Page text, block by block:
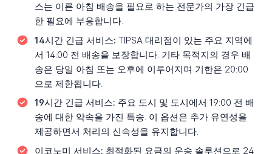
스는 이른 아침 배송을 필요로 하는 전문가의 가장 긴급
한 필요에 부응합니다.
14시간 긴급 서비스: TIPSA 대리점이 있는 주요 지역에
서 14:00 전 배송을 보장합니다. 기타 목적지의 경우 배
송은 당일 아침 또는 오후에 이루어지며 기한은 20:00
으로 제한됩니다.
19시간 긴급 서비스: 주요 도시 및 도시에서 19:00 전 배
송에 대한 약속을 가진 특송. 이 옵션은 추가 유연성을
제공하면서 처리의 신속성을 유지합니다.
이코노미 서비스: 최적화된 요금의 운송 솔루션으로 24